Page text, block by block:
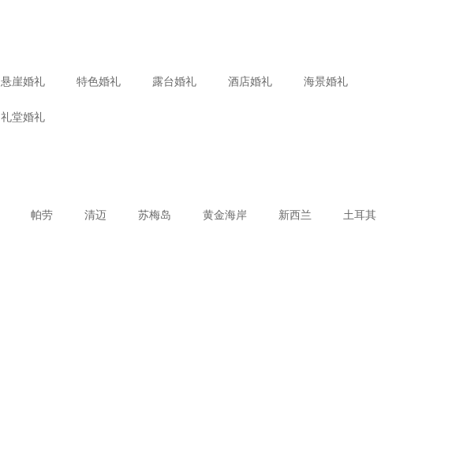
悬崖婚礼 特色婚礼 露台婚礼 酒店婚礼 海景婚礼
礼堂婚礼
帕劳 清迈 苏梅岛 黄金海岸 新西兰 土耳其